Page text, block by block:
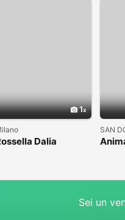
1
Dalia
SAN
Sei un